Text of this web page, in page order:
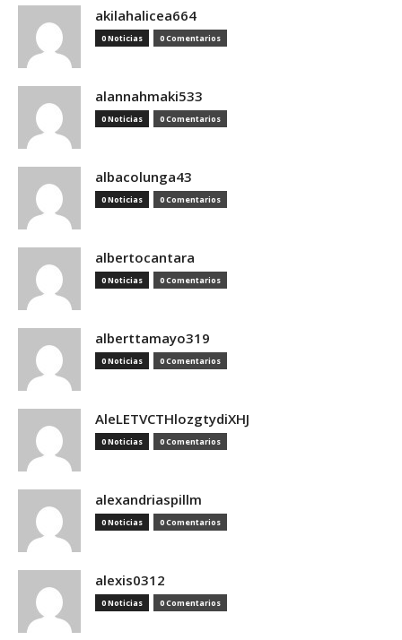
akilahalicea664
0 Noticias 0 Comentarios
alannahmaki533
0 Noticias 0 Comentarios
albacolunga43
0 Noticias 0 Comentarios
albertocantara
0 Noticias 0 Comentarios
alberttamayo319
0 Noticias 0 Comentarios
AleLETVCTHlozgtydiXHJ
0 Noticias 0 Comentarios
alexandriaspillm
0 Noticias 0 Comentarios
alexis0312
0 Noticias 0 Comentarios